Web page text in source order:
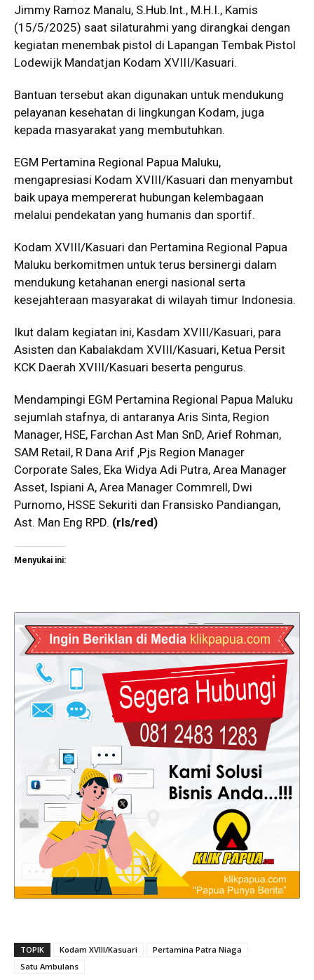
Jimmy Ramoz Manalu, S.Hub.Int., M.H.I., Kamis
(15/5/2025) saat silaturahmi yang dirangkai dengan
kegiatan menembak pistol di Lapangan Tembak Pistol
Lodewijk Mandatjan Kodam XVIII/Kasuari.
Bantuan tersebut akan digunakan untuk mendukung
pelayanan kesehatan di lingkungan Kodam, juga
kepada masyarakat yang membutuhkan.
EGM Pertamina Regional Papua Maluku,
mengapresiasi Kodam XVIII/Kasuari dan menyambut
baik upaya mempererat hubungan kelembagaan
melalui pendekatan yang humanis dan sportif.
Kodam XVIII/Kasuari dan Pertamina Regional Papua
Maluku berkomitmen untuk terus bersinergi dalam
mendukung ketahanan energi nasional serta
kesejahteraan masyarakat di wilayah timur Indonesia.
Ikut dalam kegiatan ini, Kasdam XVIII/Kasuari, para
Asisten dan Kabalakdam XVIII/Kasuari, Ketua Persit
KCK Daerah XVIII/Kasuari beserta pengurus.
Mendampingi EGM Pertamina Regional Papua Maluku
sejumlah stafnya, di antaranya Aris Sinta, Region
Manager, HSE, Farchan Ast Man SnD, Arief Rohman,
SAM Retail, R Dana Arif ,Pjs Region Manager
Corporate Sales, Eka Widya Adi Putra, Area Manager
Asset, Ispiani A, Area Manager Commrell, Dwi
Purnomo, HSSE Sekuriti dan Fransisko Pandiangan,
Ast. Man Eng RPD. (rls/red)
Menyukai ini:
TOPIK Kodam XVIII/Kasuari
Pertamina Patra Niaga
Satu Ambulans